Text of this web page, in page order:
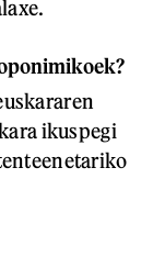
ikuspegi